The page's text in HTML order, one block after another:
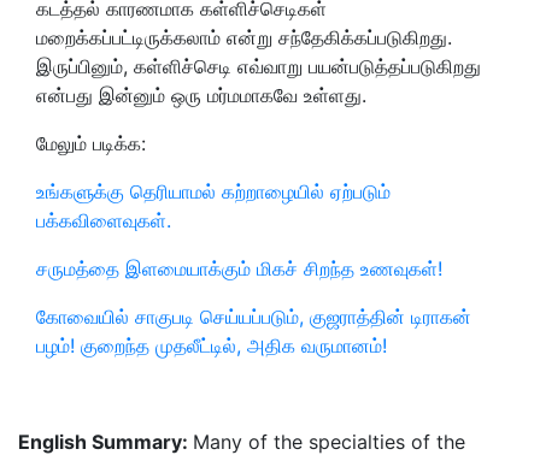
கடத்தல் காரணமாக கள்ளிச்செடிகள்
மறைக்கப்பட்டிருக்கலாம் என்று சந்தேகிக்கப்படுகிறது.
இருப்பினும், கள்ளிச்செடி எவ்வாறு பயன்படுத்தப்படுகிறது
என்பது இன்னும் ஒரு மர்மமாகவே உள்ளது.
மேலும் படிக்க:
உங்களுக்கு தெரியாமல் கற்றாழையில் ஏற்படும்
பக்கவிளைவுகள்.
சருமத்தை இளமையாக்கும் மிகச் சிறந்த உணவுகள்!
கோவையில் சாகுபடி செய்யப்படும், குஜராத்தின் டிராகன்
பழம்! குறைந்த முதலீட்டில், அதிக வருமானம்!
English Summary: Many of the specialties of the